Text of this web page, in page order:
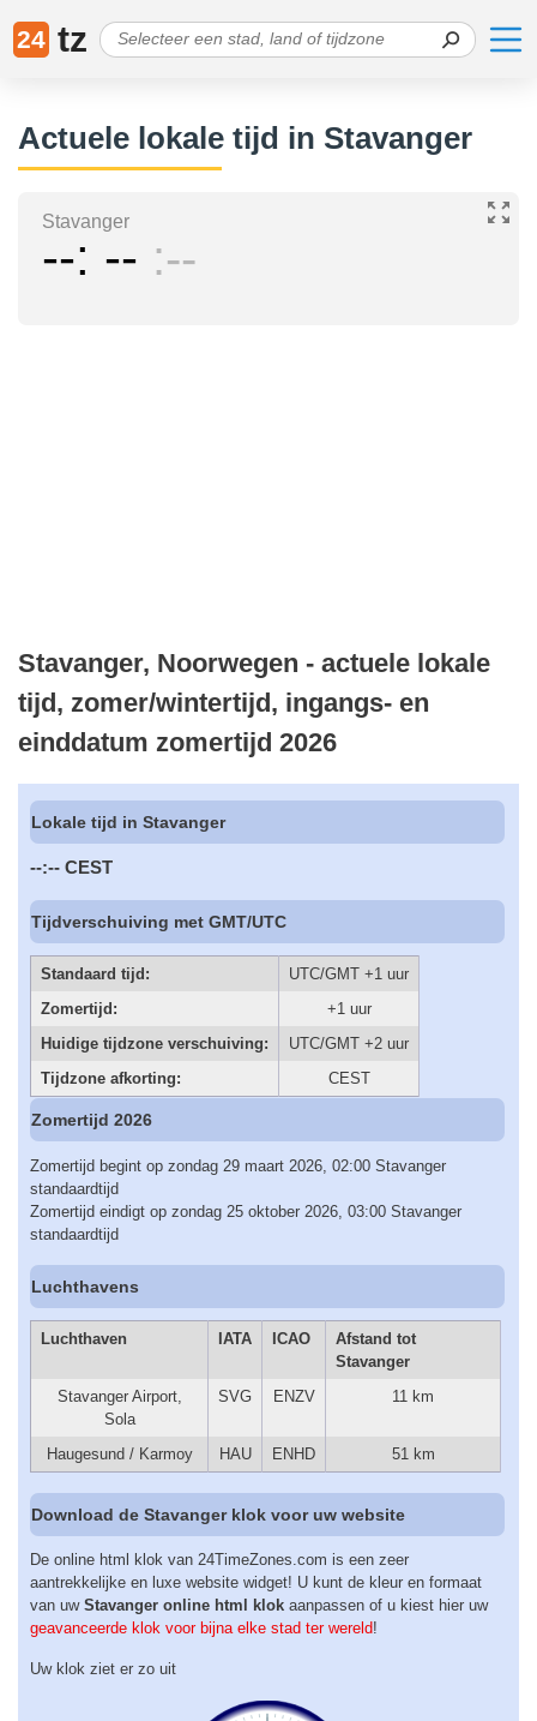
24 tz
Actuele lokale tijd in Stavanger
Stavanger
-- -- --
Stavanger, Noorwegen - actuele lokale
tijd, zomer/wintertijd, ingangs- en
einddatum zomertijd 2026
Lokale tijd in Stavanger
--:-- CEST
Tijdverschuiving met GMT/UTC
Standaard tijd:
UTC/GMT +1 uur
Zomertijd:
+1 uur
Huidige tijdzone verschuiving:
UTC/GMT +2 uur
Tijdzone afkorting:
CEST
Zomertijd 2026
Zomertijd begint op zondag 29 maart 2026, 02:00 Stavanger
standaardtijd
Zomertijd eindigt op zondag 25 oktober 2026, 03:00 Stavanger
standaardtijd
Luchthavens
Luchthaven IATA ICAO
Afstand tot
Stavanger
Stavanger Airport,
Sola
SVG ENZV 11 km
Haugesund / Karmoy HAU ENHD 51 km
Download de Stavanger klok voor uw website
De online html klok van 24TimeZones.com is een zeer
aantrekkelijke en luxe website widget! U kunt de kleur en formaat
van uw Stavanger online html klok aanpassen of u kiest hier uw
geavanceerde klok voor bijna elke stad ter wereld!
Uw klok ziet er zo uit